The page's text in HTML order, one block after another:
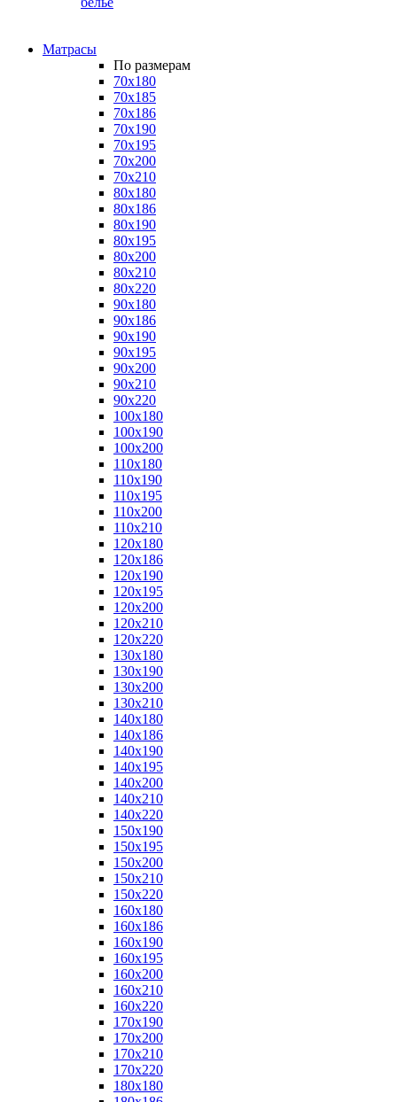
Матрасы
По размерам
70x180
70x185
70x186
70x190
70x195
70x200
70x210
80x180
80x186
80x190
80x195
80x200
80x210
80x220
90x180
90x186
90x190
90x195
90x200
90x210
90x220
100x180
100x190
100x200
110x180
110x190
110x195
110x200
110x210
120x180
120x186
120x190
120x195
120x200
120x210
120x220
130x180
130x190
130x200
130x210
140x180
140x186
140x190
140x195
140x200
140x210
140x220
150x190
150x195
150x200
150x210
150x220
160x180
160x186
160x190
160x195
160x200
160x210
160x220
170x190
170x200
170x210
170x220
180x180